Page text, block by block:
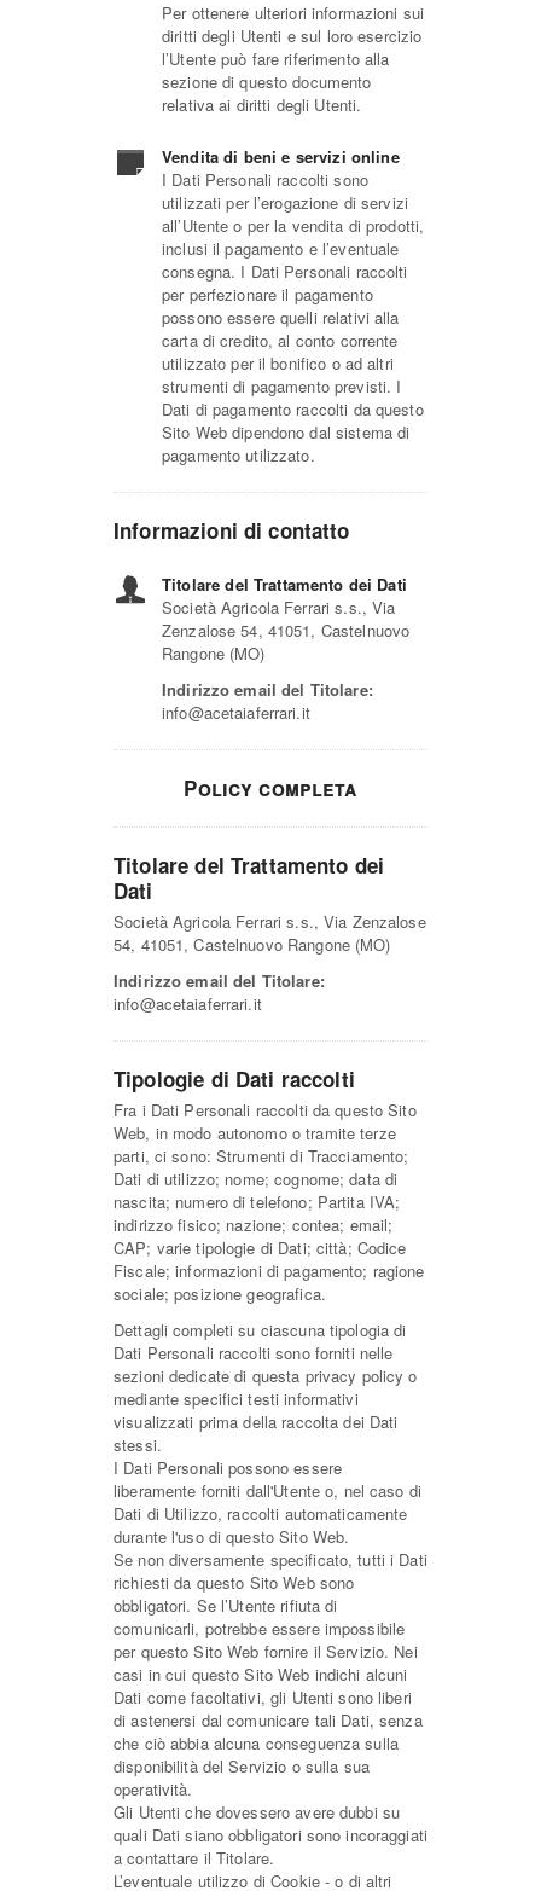
Per ottenere ulteriori informazioni sui
diritti degli Utenti e sul loro esercizio
l’Utente può fare riferimento alla
sezione di questo documento
relativa ai diritti degli Utenti.
Vendita di beni e servizi online
I Dati Personali raccolti sono
utilizzati per l’erogazione di servizi
all’Utente o per la vendita di prodotti,
inclusi il pagamento e l’eventuale
consegna. I Dati Personali raccolti
per perfezionare il pagamento
possono essere quelli relativi alla
carta di credito, al conto corrente
utilizzato per il bonifico o ad altri
strumenti di pagamento previsti. I
Dati di pagamento raccolti da questo
Sito Web dipendono dal sistema di
pagamento utilizzato.
Informazioni di contatto
Titolare del Trattamento dei Dati
Società Agricola Ferrari s.s., Via
Zenzalose 54, 41051, Castelnuovo
Rangone (MO)
Indirizzo email del Titolare:
info@acetaiaferrari.it
Policy completa
Titolare del Trattamento dei
Dati
Società Agricola Ferrari s.s., Via Zenzalose
54, 41051, Castelnuovo Rangone (MO)
Indirizzo email del Titolare:
info@acetaiaferrari.it
Tipologie di Dati raccolti
Fra i Dati Personali raccolti da questo Sito
Web, in modo autonomo o tramite terze
parti, ci sono: Strumenti di Tracciamento;
Dati di utilizzo; nome; cognome; data di
nascita; numero di telefono; Partita IVA;
indirizzo fisico; nazione; contea; email;
CAP; varie tipologie di Dati; città; Codice
Fiscale; informazioni di pagamento; ragione
sociale; posizione geografica.
Dettagli completi su ciascuna tipologia di
Dati Personali raccolti sono forniti nelle
sezioni dedicate di questa privacy policy o
mediante specifici testi informativi
visualizzati prima della raccolta dei Dati
stessi.
I Dati Personali possono essere
liberamente forniti dall'Utente o, nel caso di
Dati di Utilizzo, raccolti automaticamente
durante l'uso di questo Sito Web.
Se non diversamente specificato, tutti i Dati
richiesti da questo Sito Web sono
obbligatori. Se l’Utente rifiuta di
comunicarli, potrebbe essere impossibile
per questo Sito Web fornire il Servizio. Nei
casi in cui questo Sito Web indichi alcuni
Dati come facoltativi, gli Utenti sono liberi
di astenersi dal comunicare tali Dati, senza
che ciò abbia alcuna conseguenza sulla
disponibilità del Servizio o sulla sua
operatività.
Gli Utenti che dovessero avere dubbi su
quali Dati siano obbligatori sono incoraggiati
a contattare il Titolare.
L’eventuale utilizzo di Cookie - o di altri